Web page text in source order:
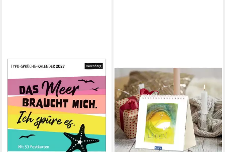
Kunstkalender
Immerwährender
Tischkalender Hoffnung und
Leben
12,40 €
lieferbar - in 3-4 Werktagen bei dir